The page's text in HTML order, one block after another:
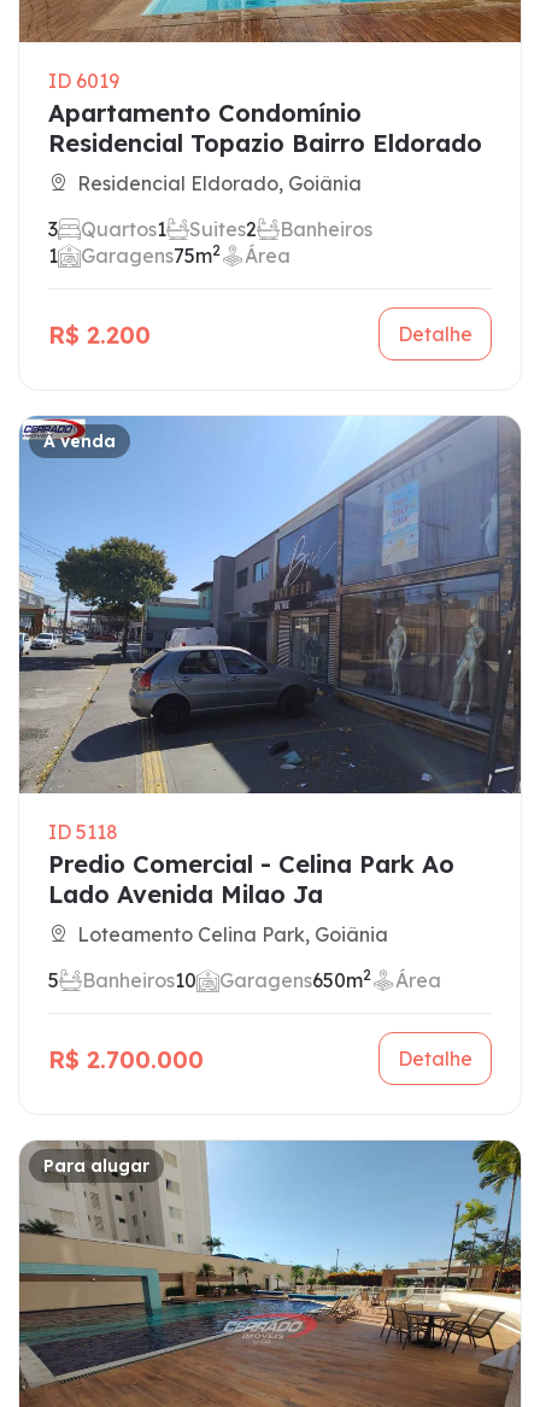
ID 6019
Apartamento Condomínio
Residencial Topazio Bairro Eldorado
Residencial Eldorado, Goiânia
3
Quartos1 Suites2
Banheiros
1
Garagens75m2 Área
R$ 2.200 Detalhe
À venda
ID 5118
Predio Comercial - Celina Park Ao
Lado Avenida Milao Ja
Loteamento Celina Park, Goiânia
5
Banheiros10 Garagens650m2 Área
R$ 2.700.000 Detalhe
Para alugar